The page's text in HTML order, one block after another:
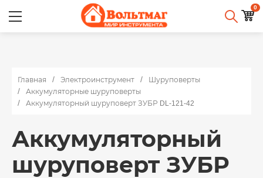
0
Главная Электроинструмент
Шуруповерты
Аккумуляторные шуруповерты
Аккумуляторный шуруповерт ЗУБР DL-121-42
Аккумуляторный
шуруповерт ЗУБР